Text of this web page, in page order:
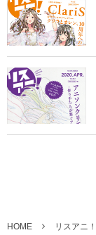
HOME リスアニ！